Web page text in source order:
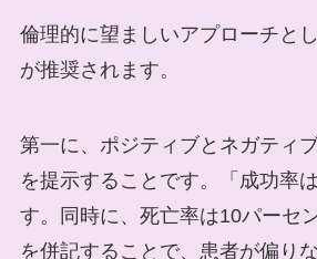
倫理的に望ましいアプローチと
が推奨されます。
第一に、ポジティブとネガティ
を提示することです。「成功率
す。同時に、死亡率は10パーセ
を併記することで、患者が偏り